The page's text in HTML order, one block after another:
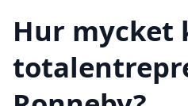
Hur mycket